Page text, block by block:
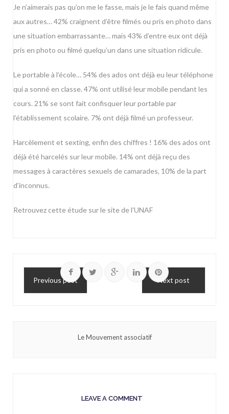
Je n’aimerais pas qu’on me le fasse, mais je le fais quand même
aux autres… 42% craignent d’être filmés ou pris en photo dans
une situation embarrassante… mais 43% d’entre eux ont déjà
pris en photo ou filmé quelqu’un dans une situation ridicule.
Le portable à l’école… 54% des ados ont déjà eu leur téléphone
qui a sonné en classe. 47% ont utilisé leur mobile pendant les
cours. 21% se sont fait confisquer leur portable par
l’établissement scolaire. 7% ont déjà filmé un professeur.
Harcèlement et sexting, enfin des chiffres ! 16% des ados ont
déjà été harcelés sur leur mobile. 14% ont déjà reçu des
messages à caractères sexuels de camarades, 10% de la part
d’inconnus.
Retrouvez cette étude surle site de l’UNAF
Previous post Next post
Le Mouvement associatif
LEAVE A COMMENT